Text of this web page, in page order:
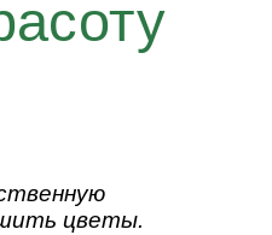
цветы.